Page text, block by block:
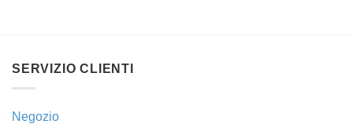
SERVIZIO CLIENTI
Negozio